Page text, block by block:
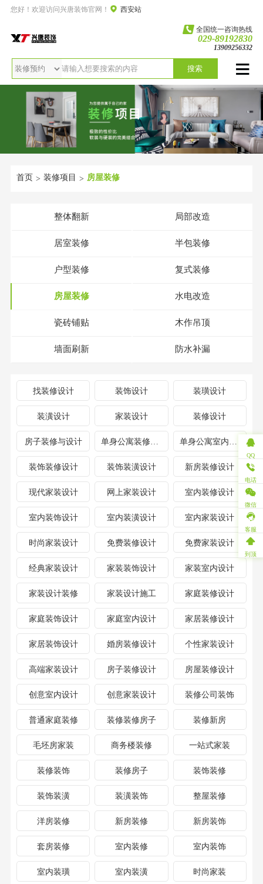
您好！欢迎访问兴唐装饰官网！ 西安站
全国统一咨询热线
029-89192830
13909256332
搜索
首页 > 装修项目 > 房屋装修
整体翻新 局部改造
居室装修 半包装修
户型装修 复式装修
房屋装修 水电改造
瓷砖铺贴 木作吊顶
墙面刷新 防水补漏
找装修设计 装饰设计 装璜设计
装潢设计 家装设计 装修设计
房子装修与设计
装饰装修设计 装饰装潢设计 新房装修设计
现代家装设计 网上家装设计 室内装修设计
室内装饰设计 室内装潢设计 室内家装设计
时尚家装设计 免费装修设计 免费家装设计
经典家装设计 家装装饰设计 家装室内设计
家装设计装修 家装设计施工 家庭装修设计
家庭装饰设计 家庭室内设计 家居装修设计
家居装饰设计 婚房装修设计 个性家装设计
高端家装设计 房子装修设计 房屋装修设计
创意室内设计 创意家装设计 装修公司装饰
普通家庭装修 装修装修房子 装修新房
毛坯房家装 商务楼装修 一站式家装
装修装饰 装修房子 装饰装修
装饰装潢 装潢装饰 整屋装修
洋房装修 新房装修 新房装饰
套房装修 室内装修 室内装饰
室内装璜 室内装潢 时尚家装
QQ
电话
微信
客服
到顶